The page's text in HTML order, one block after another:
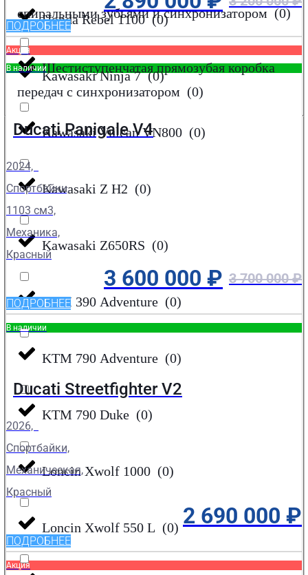
Honda Rebel 1100 (0)
Kawasaki Ninja 7 (0)
Kawasaki Vulcan VN800 (0)
Kawasaki Z H2 (0)
Kawasaki Z650RS (0)
KTM 390 Adventure (0)
KTM 790 Adventure (0)
KTM 790 Duke (0)
Loncin Xwolf 1000 (0)
Loncin Xwolf 550 L (0)
спиральными зубьями и синхронизатором (0)
Шестиступенчатая прямозубая коробка
передач с синхронизатором (0)
ПОДРОБНЕЕ
Акция
В наличии
Ducati Panigale V4
2024,
Спортбайки,
1103 см3,
Механика,
Красный
3 700 000₽
3 600 000₽
ПОДРОБНЕЕ
В наличии
Ducati Streetfighter V2
2026,
Спортбайки,
Механическая,
Красный
2 690 000 ₽
ПОДРОБНЕЕ
Акция